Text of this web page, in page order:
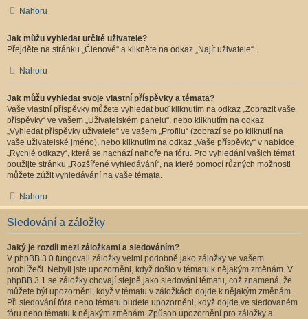
Nahoru
Jak můžu vyhledat určité uživatele?
Přejděte na stránku „Členové“ a klikněte na odkaz „Najít uživatele“.
Nahoru
Jak můžu vyhledat svoje vlastní příspěvky a témata?
Vaše vlastní příspěvky můžete vyhledat buď kliknutím na odkaz „Zobrazit vaše
příspěvky“ ve vašem „Uživatelském panelu“, nebo kliknutím na odkaz
„Vyhledat příspěvky uživatele“ ve vašem „Profilu“ (zobrazí se po kliknutí na
vaše uživatelské jméno), nebo kliknutím na odkaz „Vaše příspěvky“ v nabídce
„Rychlé odkazy“, která se nachází nahoře na fóru. Pro vyhledání vašich témat
použijte stránku „Rozšířené vyhledávání“, na které pomocí různých možnosti
můžete zúžit vyhledávání na vaše témata.
Nahoru
Sledování a záložky
Jaký je rozdíl mezi záložkami a sledováním?
V phpBB 3.0 fungovali záložky velmi podobně jako záložky ve vašem
prohlížeči. Nebyli jste upozorněni, když došlo v tématu k nějakým změnám. V
phpBB 3.1 se záložky chovají stejně jako sledování tématu, což znamená, že
můžete být upozorněni, když v tématu v záložkách dojde k nějakým změnám.
Při sledování fóra nebo tématu budete upozorněni, když dojde ve sledovaném
fóru nebo tématu k nějakým změnám. Způsob upozornění pro záložky a